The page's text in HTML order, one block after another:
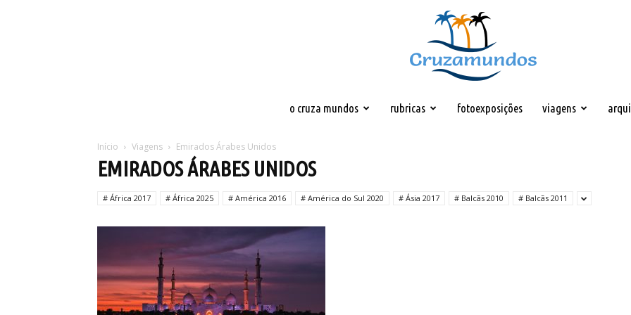
o cruza mundos rubricas fotoexposições viagens
Início Viagens Emirados Árabes Unidos
EMIRADOS ÁRABES UNIDOS
# África 2017 # África 2025 # América 2016 # América do Sul 2020 # Ásia 2017 # Balcãs 2010 # Balcãs 2011